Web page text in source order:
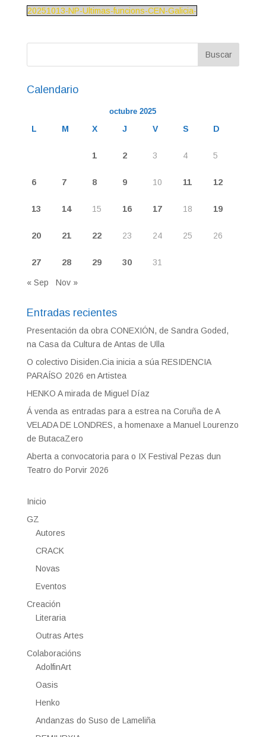
20251013-NP-Ultimas-funcions-CEN-Galicia-
Calendario
octubre 2025
L M X J V S D
1 2 3 4 5
6 7 8 9 10 11 12
13 14 15 16 17 18 19
20 21 22 23 24 25 26
27 28 29 30 31
« Sep Nov »
Entradas recientes
Presentación da obra CONEXIÓN, de Sandra Goded,
na Casa da Cultura de Antas de Ulla
O colectivo Disiden.Cia inicia a súa RESIDENCIA
PARAÍSO 2026 en Artistea
HENKO A mirada de Miguel Díaz
Á venda as entradas para a estrea na Coruña de A
VELADA DE LONDRES, a homenaxe a Manuel Lourenzo
de ButacaZero
Aberta a convocatoria para o IX Festival Pezas dun
Teatro do Porvir 2026
Inicio
GZ
Autores
CRACK
Novas
Eventos
Creación
Literaria
Outras Artes
Colaboracións
AdolfinArt
Oasis
Henko
Andanzas do Suso de Lameliña